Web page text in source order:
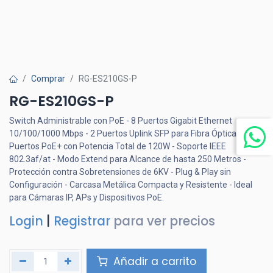
Comprar RG-ES210GS-P
RG-ES210GS-P
Switch Administrable con PoE - 8 Puertos Gigabit Ethernet
10/100/1000 Mbps - 2 Puertos Uplink SFP para Fibra Óptica - 8
Puertos PoE+ con Potencia Total de 120W - Soporte IEEE
802.3af/at - Modo Extend para Alcance de hasta 250 Metros -
Protección contra Sobretensiones de 6KV - Plug & Play sin
Configuración - Carcasa Metálica Compacta y Resistente - Ideal
para Cámaras IP, APs y Dispositivos PoE.
Login Registrar para ver precios
Añadir a carrito